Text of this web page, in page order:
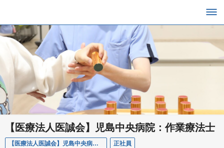
【医療法人医誠会】児島中央病院：作業療法士
【医療法人医誠会】児島中央病院：作業療法士 正社員